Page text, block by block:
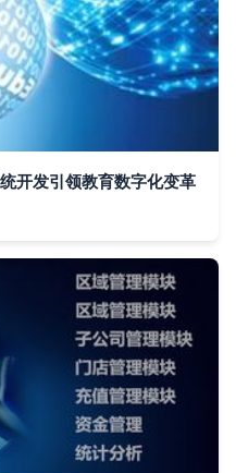
开发引领教育数字化变革